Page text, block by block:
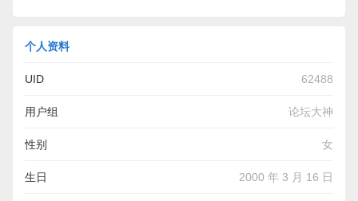
个人资料
UID 62488
用户组 论坛大神
性别 女
生日 2000 年 3 月 16 日